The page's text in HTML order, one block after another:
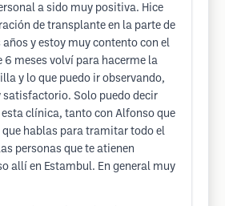
a sido muy positiva. Hice
de transplante en la parte de
años y estoy muy contento con el
6 meses volví para hacerme la
y lo que puedo ir observando,
satisfactorio. Solo puedo decir
esta clínica, tanto con Alfonso que
que hablas para tramitar todo el
personas que te atienen
allí en Estambul. En general muy